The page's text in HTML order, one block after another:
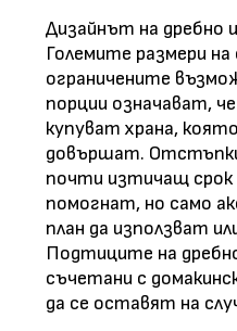
Дизайнът на дребно
Големите размери
ограничените
порции означават,
купуват храна,
довършат.
почти изтичащ
помогнат, но само
план да използват
Подтиците на
съчетани с
да се оставят на